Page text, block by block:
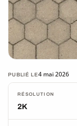
PUBLIÉ LE4 mai 2026
RÉSOLUTION
2K